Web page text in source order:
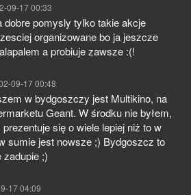
09-17 00:33
dobre pomysly tylko takie akcje
organizowane bo ja jeszcze
a probiuje zawsze :(!
09-17 00:48
w bydgoszczy jest Multikino, na
Geant. W środku nie byłem,
się o wiele lepiej niż to w
sumie jest nowsze ;) Bydgoszcz to
zadupie ;)
17 04:09